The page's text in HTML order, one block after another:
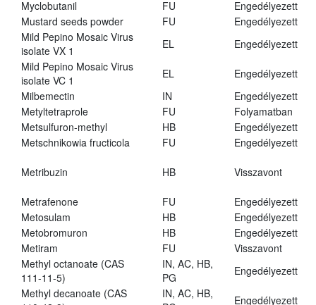
Myclobutanil FU
Engedélyezett
Mustard seeds powder
FU
Engedélyezett
Mild Pepino Mosaic Virus
isolate VX 1
EL
Engedélyezett
Mild Pepino Mosaic Virus
isolate VC 1
EL
Engedélyezett
Milbemectin
IN
Engedélyezett
Metyltetraprole
FU
Folyamatban
Metsulfuron-methyl
HB
Engedélyezett
Metschnikowia fructicola
FU Engedélyezett
Metribuzin HB Visszavont
Metrafenone FU
Engedélyezett
Metosulam
HB
Engedélyezett
Metobromuron
HB
Engedélyezett
Metiram
FU
Visszavont
Methyl octanoate (CAS
111-11-5)
IN, AC, HB,
PG
Engedélyezett
Methyl decanoate (CAS
IN, AC, HB,
Engedélyezett